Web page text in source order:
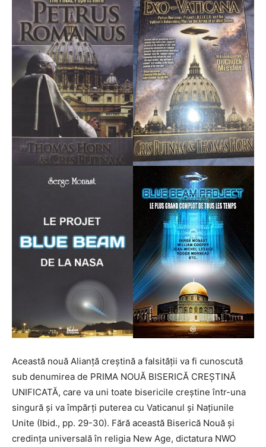
Această nouă Alianță creștină a falsității va fi cunoscută
sub denumirea de PRIMA NOUĂ BISERICĂ CREȘTINĂ
UNIFICATĂ, care va uni toate bisericile creștine într-una
singură și va împărți puterea cu Vaticanul și Națiunile
Unite (Ibid., pp. 29-30). Fără această Biserică Nouă și
credința universală în religia New Age, dictatura NWO